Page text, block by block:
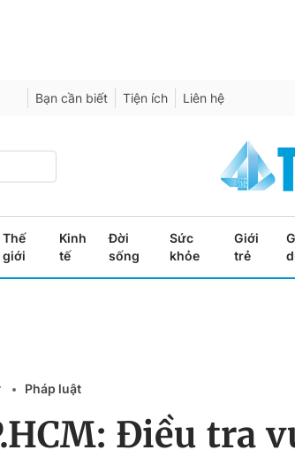
Bạn cần biết Tiện ích Liên hệ
Thế
giới
Kinh
tế
Đời
sống
Sức
khỏe
Giới
trẻ
Pháp luật
Điều tra